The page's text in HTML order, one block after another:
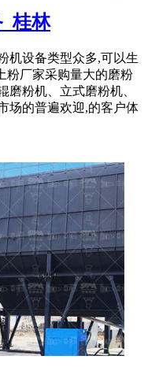
桂林
机设备类型众多,可以生
粉厂家采购量大的磨粉
磨粉机、立式磨粉机、
场的普遍欢迎,的客户体